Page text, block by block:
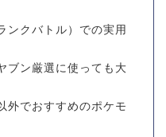
ンクバトル）での実用
ブン厳選に使っても大
外でおすすめのポケモ